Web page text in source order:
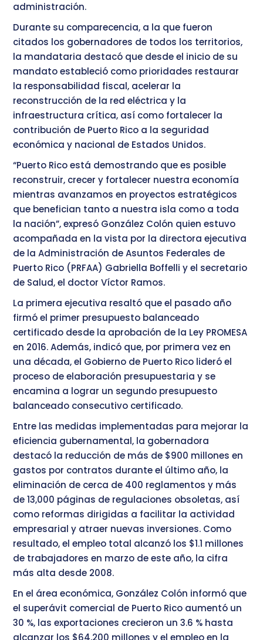
administración.
Durante su comparecencia, a la que fueron
citados los gobernadores de todos los territorios,
la mandataria destacó que desde el inicio de su
mandato estableció como prioridades restaurar
la responsabilidad fiscal, acelerar la
reconstrucción de la red eléctrica y la
infraestructura crítica, así como fortalecer la
contribución de Puerto Rico a la seguridad
económica y nacional de Estados Unidos.
“Puerto Rico está demostrando que es posible
reconstruir, crecer y fortalecer nuestra economía
mientras avanzamos en proyectos estratégicos
que benefician tanto a nuestra isla como a toda
la nación”, expresó González Colón quien estuvo
acompañada en la vista por la directora ejecutiva
de la Administración de Asuntos Federales de
Puerto Rico (PRFAA) Gabriella Boffelli y el secretario
de Salud, el doctor Víctor Ramos.
La primera ejecutiva resaltó que el pasado año
firmó el primer presupuesto balanceado
certificado desde la aprobación de la Ley PROMESA
en 2016. Además, indicó que, por primera vez en
una década, el Gobierno de Puerto Rico lideró el
proceso de elaboración presupuestaria y se
encamina a lograr un segundo presupuesto
balanceado consecutivo certificado.
Entre las medidas implementadas para mejorar la
eficiencia gubernamental, la gobernadora
destacó la reducción de más de $900 millones en
gastos por contratos durante el último año, la
eliminación de cerca de 400 reglamentos y más
de 13,000 páginas de regulaciones obsoletas, así
como reformas dirigidas a facilitar la actividad
empresarial y atraer nuevas inversiones. Como
resultado, el empleo total alcanzó los $1.1 millones
de trabajadores en marzo de este año, la cifra
más alta desde 2008.
En el área económica, González Colón informó que
el superávit comercial de Puerto Rico aumentó un
30 %, las exportaciones crecieron un 3.6 % hasta
alcanzar los $64,200 millones y el empleo en la